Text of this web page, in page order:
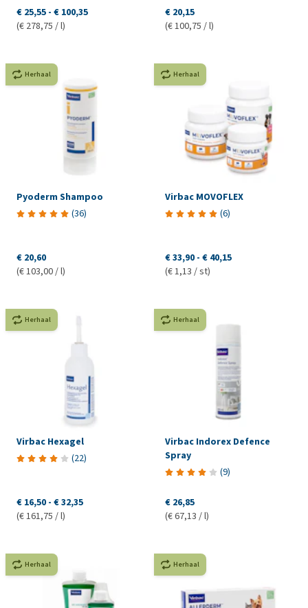
€ 25,55 - € 100,35
(€ 278,75 / l)
€ 20,15
(€ 100,75 / l)
Herhaal
Pyoderm Shampoo
(36)
€ 20,60
(€ 103,00 / l)
Herhaal
Virbac MOVOFLEX
(6)
€ 33,90 - € 40,15
(€ 1,13 / st)
Herhaal
Virbac Hexagel
(22)
€ 16,50 - € 32,35
(€ 161,75 / l)
Herhaal
Virbac Indorex Defence
Spray
(9)
€ 26,85
(€ 67,13 / l)
Herhaal Herhaal